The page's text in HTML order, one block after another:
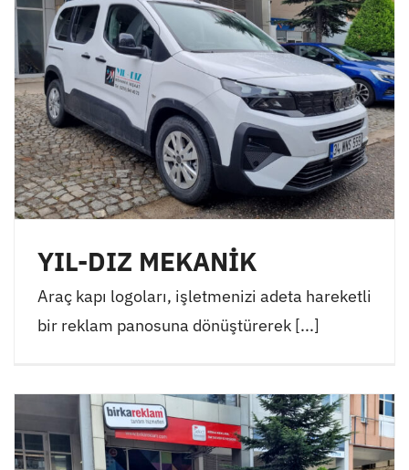
YIL-DIZ MEKANİK
Araç kapı logoları, işletmenizi adeta hareketli
bir reklam panosuna dönüştürerek [...]